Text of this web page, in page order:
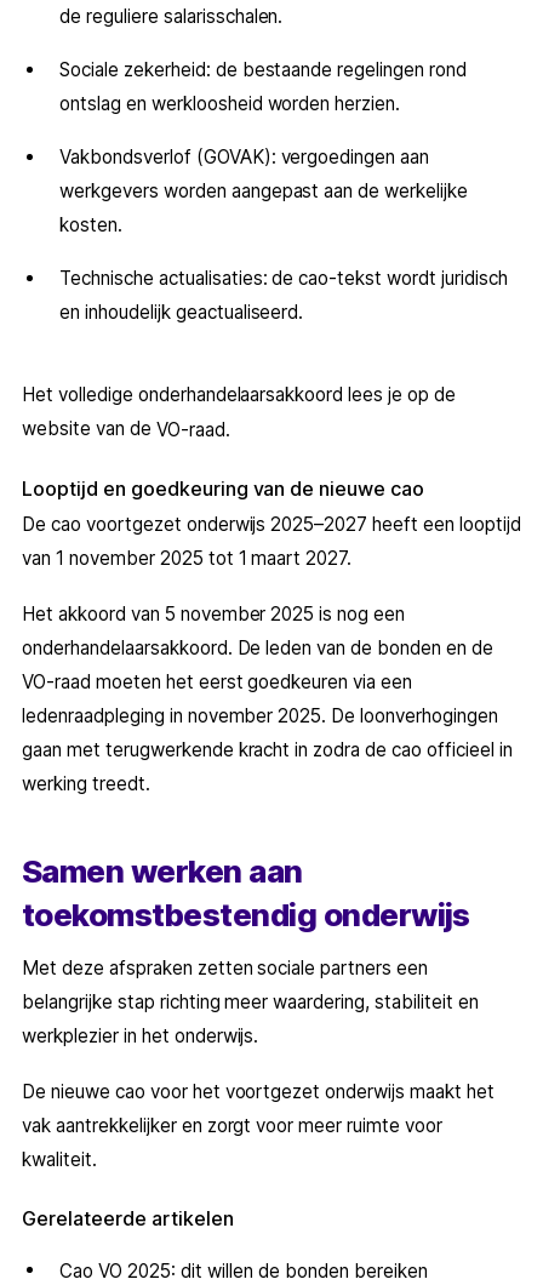
de reguliere salarisschalen.
Sociale zekerheid: de bestaande regelingen rond
ontslag en werkloosheid worden herzien.
Vakbondsverlof (GOVAK): vergoedingen aan
werkgevers worden aangepast aan de werkelijke
kosten.
Technische actualisaties: de cao-tekst wordt juridisch
en inhoudelijk geactualiseerd.
Het volledige onderhandelaarsakkoord lees je op de
website van de VO-raad.
Looptijd en goedkeuring van de nieuwe cao
De cao voortgezet onderwijs 2025–2027 heeft een looptijd
van 1 november 2025 tot 1 maart 2027.
Het akkoord van 5 november 2025 is nog een
onderhandelaarsakkoord. De leden van de bonden en de
VO-raad moeten het eerst goedkeuren via een
ledenraadpleging in november 2025. De loonverhogingen
gaan met terugwerkende kracht in zodra de cao officieel in
werking treedt.
Samen werken aan
toekomstbestendig onderwijs
Met deze afspraken zetten sociale partners een
belangrijke stap richting meer waardering, stabiliteit en
werkplezier in het onderwijs.
De nieuwe cao voor het voortgezet onderwijs maakt het
vak aantrekkelijker en zorgt voor meer ruimte voor
kwaliteit.
Gerelateerde artikelen
Cao VO 2025: dit willen de bonden bereiken